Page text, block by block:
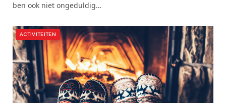
ben ook niet ongeduldig…
ACTIVITEITEN